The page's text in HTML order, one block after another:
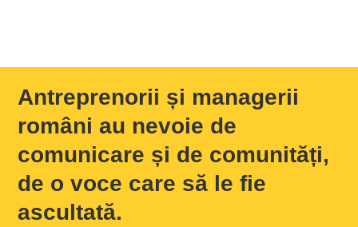
Antreprenorii și managerii
români au nevoie de
comunicare și de comunități,
de o voce care să le fie
ascultată.